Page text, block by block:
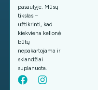
pasaulyje. Mūsų
tikslas –
užtikrinti, kad
kiekviena kelionė
būtų
nepakartojama ir
sklandžiai
suplanuota.